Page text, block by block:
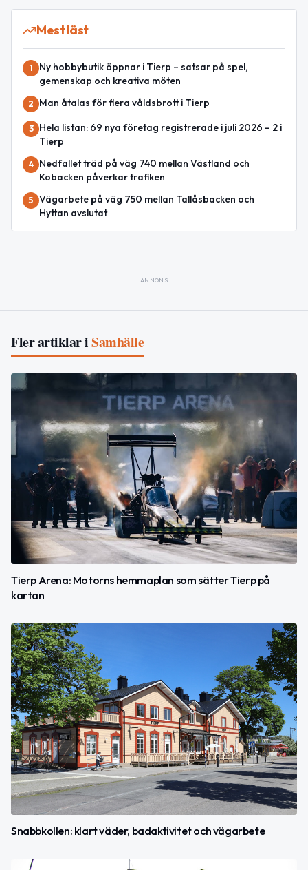
Mest läst
1
Ny hobbybutik öppnar i Tierp – satsar på spel,
gemenskap och kreativa möten
2 Man åtalas för flera våldsbrott i Tierp
3
Hela listan: 69 nya företag registrerade i juli 2026 – 2 i
Tierp
4
Nedfallet träd på väg 740 mellan Västland och
Kobacken påverkar trafiken
5 Vägarbete på väg 750 mellan Tallåsbacken och
Hyttan avslutat
ANNONS
Fler artiklar iSamhälle
Tierp Arena: Motorns hemmaplan som sätter Tierp på
kartan
Snabbkollen: klart väder, badaktivitet och vägarbete